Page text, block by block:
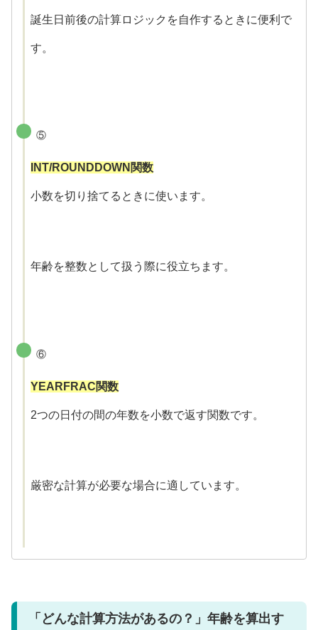
誕生日前後の計算ロジックを自作するときに便利で
す。
⑤
INT/ROUNDDOWN関数
小数を切り捨てるときに使います。
年齢を整数として扱う際に役立ちます。
⑥
YEARFRAC関数
2つの日付の間の年数を小数で返す関数です。
厳密な計算が必要な場合に適しています。
「どんな計算方法があるの？」年齢を算出す